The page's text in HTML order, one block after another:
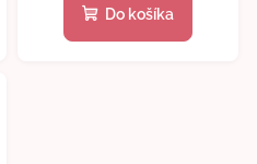
produktu
Do košíka